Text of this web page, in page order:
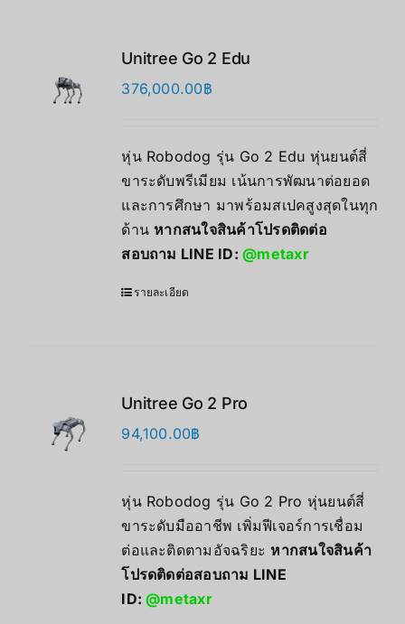
Unitree Go 2 Edu
376,000.00฿
หุ่น Robodog รุ่น Go 2 Edu หุ่นยนต์สี่
ขาระดับพรีเมียม เน้นการพัฒนาต่อยอด
และการศึกษา มาพร้อมสเปคสูงสุดในทุก
ด้าน หากสนใจสินค้าโปรดติดต่อ
สอบถาม LINE ID:@metaxr
รายละเอียด
Unitree Go 2 Pro
94,100.00฿
หุ่น Robodog รุ่น Go 2 Pro หุ่นยนต์สี่
ขาระดับมืออาชีพ เพิ่มฟีเจอร์การเชื่อม
ต่อและติดตามอัจฉริยะ หากสนใจสินค้า
โปรดติดต่อสอบถาม LINE
ID:@metaxr